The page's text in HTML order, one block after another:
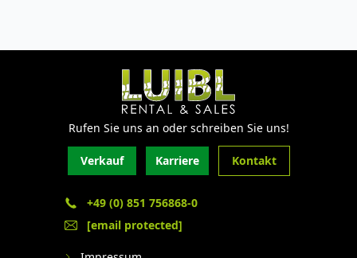
Rufen Sie uns an oder schreiben Sie uns!
Verkauf Karriere Kontakt
+49 (0) 851 756868-0
[email protected]